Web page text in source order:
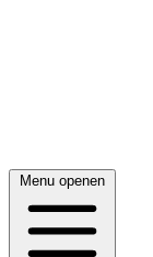
Menu openen